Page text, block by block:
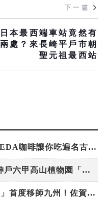
下一篇
日本最西端車站竟然有
兩處？來長崎平戶市朝
聖元祖最西站
台灣吃不到！和風版KOMEDA咖啡讓你吃遍名古屋在地美食
稀有「飛天白鷺」綻放！神戶六甲高山植物園「鷺草」珍貴現身
220萬人次朝聖「吉卜力展」首度移師九州！佐賀站早鳥平日套票8/10搶先開賣